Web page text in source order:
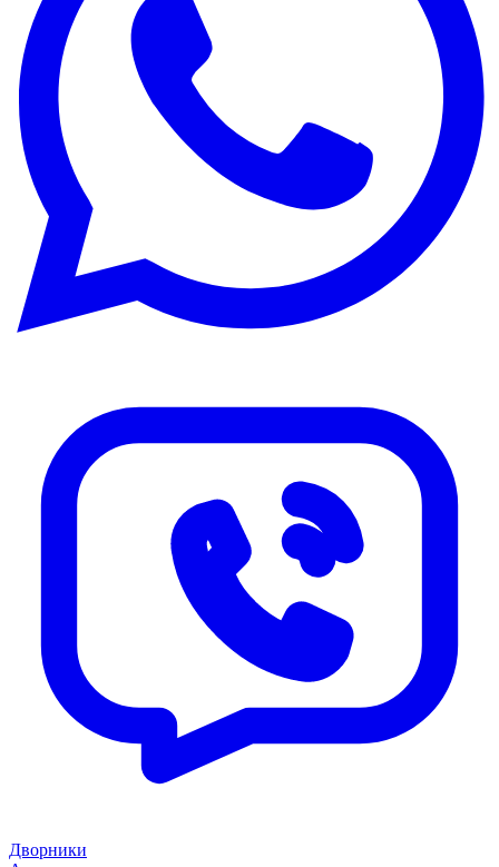
Дворники